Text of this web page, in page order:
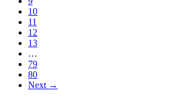
10
11
12
13
…
79
80
Next →